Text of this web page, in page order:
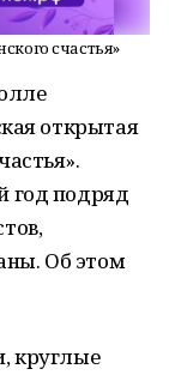
счастья»
открытая
год подряд
Об этом
круглые